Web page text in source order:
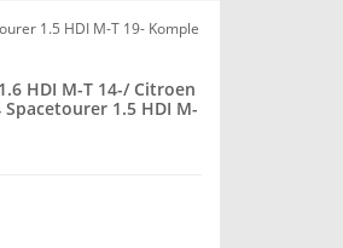
1.5 HDI M-T 19- Komple
HDI M-T 14-/ Citroen
Spacetourer 1.5 HDI M-